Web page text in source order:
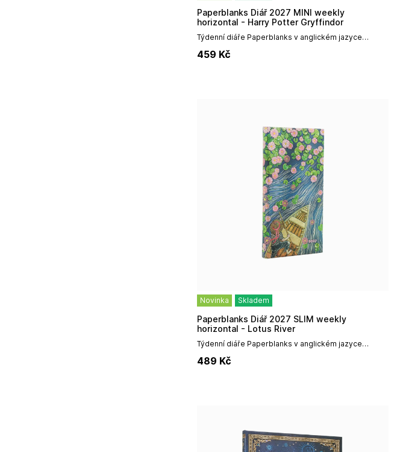
Týdenní diáře Paperblanks v anglickém jazyce
designem, prémiovou vazbou a vysokou odolností,...
Paperblanks Diář 2027 MINI weekly
horizontal - Harry Potter Gryffindor
459 Kč
Novinka Skladem
Týdenní diáře Paperblanks v anglickém jazyce
designem, prémiovou vazbou a vysokou odolností,...
Paperblanks Diář 2027 SLIM weekly
horizontal - Lotus River
489 Kč